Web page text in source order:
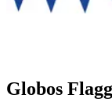
Globos